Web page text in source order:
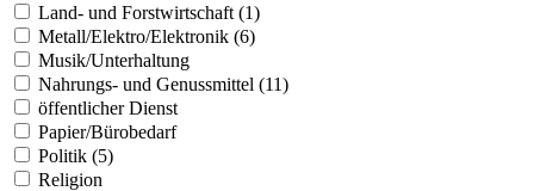
Land- und Forstwirtschaft (1)
Metall/Elektro/Elektronik (6)
Musik/Unterhaltung
Nahrungs- und Genussmittel (11)
öffentlicher Dienst
Papier/Bürobedarf
Politik (5)
Religion